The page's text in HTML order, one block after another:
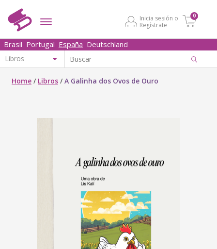
Inicia sesión o
Regístrate
0
Brasil Portugal España Deutschland
Home / Libros /A Galinha dos Ovos de Ouro